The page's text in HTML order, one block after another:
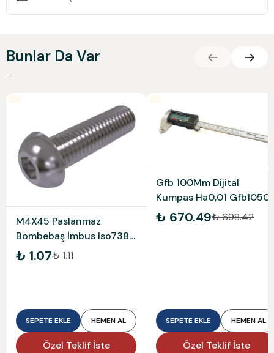
Bunlar Da Var
...
M4X45 Paslanmaz
Bombebaş İmbus Iso7380
A2-304
₺ 1.07₺ 1.11
SEPETE EKLE HEMEN AL
Özel Teklif İste
Gfb 100Mm Dijital
Kumpas Ha0,01 Gfb1050
₺ 670.49₺ 698.42
SEPETE EKLE HEMEN AL
Özel Teklif İste